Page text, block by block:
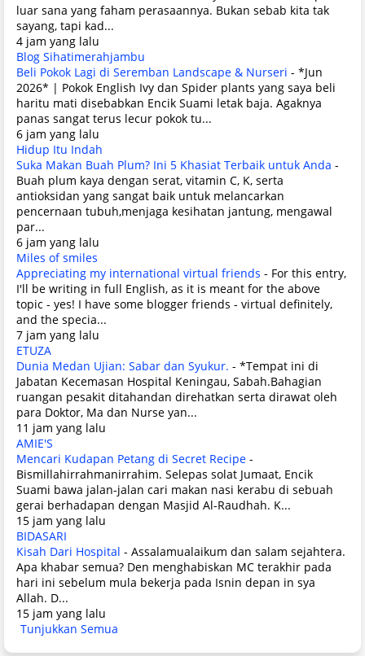
luar sana yang faham perasaannya. Bukan sebab kita tak
sayang, tapi kad...
4 jam yang lalu
Blog Sihatimerahjambu
Beli Pokok Lagi di Seremban Landscape & Nurseri - *Jun
2026* | Pokok English Ivy dan Spider plants yang saya beli
haritu mati disebabkan Encik Suami letak baja. Agaknya
panas sangat terus lecur pokok tu...
6 jam yang lalu
Hidup Itu Indah
Suka Makan Buah Plum? Ini 5 Khasiat Terbaik untuk Anda -
Buah plum kaya dengan serat, vitamin C, K, serta
antioksidan yang sangat baik untuk melancarkan
pencernaan tubuh,menjaga kesihatan jantung, mengawal
par...
6 jam yang lalu
Miles of smiles
Appreciating my international virtual friends - For this entry,
I'll be writing in full English, as it is meant for the above
topic - yes! I have some blogger friends - virtual definitely,
and the specia...
7 jam yang lalu
ETUZA
Dunia Medan Ujian: Sabar dan Syukur. - *Tempat ini di
Jabatan Kecemasan Hospital Keningau, Sabah.Bahagian
ruangan pesakit ditahandan direhatkan serta dirawat oleh
para Doktor, Ma dan Nurse yan...
11 jam yang lalu
AMIE'S
Mencari Kudapan Petang di Secret Recipe -
Bismillahirrahmanirrahim. Selepas solat Jumaat, Encik
Suami bawa jalan-jalan cari makan nasi kerabu di sebuah
gerai berhadapan dengan Masjid Al-Raudhah. K...
15 jam yang lalu
BIDASARI
Kisah Dari Hospital - Assalamualaikum dan salam sejahtera.
Apa khabar semua? Den menghabiskan MC terakhir pada
hari ini sebelum mula bekerja pada Isnin depan in sya
Allah. D...
15 jam yang lalu
Tunjukkan Semua